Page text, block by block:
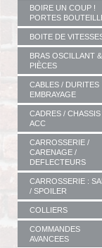
BOIRE UN COUP !
PORTES
BOITE DE
BRAS OSCILLANT &
PIÈCES
CABLES / DURITES
EMBRAYAGE
CADRES /
ACC
CARROSSERIE /
CARENAGE /
DEFLECTEURS
CARROSSERIE :
/ SPOILER
COLLIERS
COMMANDES
AVANCEES